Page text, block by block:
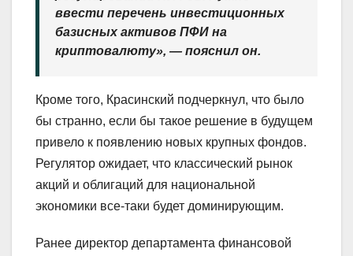
ввести перечень инвестиционных
базисных активов ПФИ на
криптовалюту», — пояснил он.
Кроме того, Красинский подчеркнул, что было
бы странно, если бы такое решение в будущем
привело к появлению новых крупных фондов.
Регулятор ожидает, что классический рынок
акций и облигаций для национальной
экономики все-таки будет доминирующим.
Ранее директор департамента финансовой